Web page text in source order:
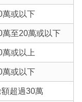
萬或以下
萬至20萬或以下
萬或以上
萬或以下
額超過30萬